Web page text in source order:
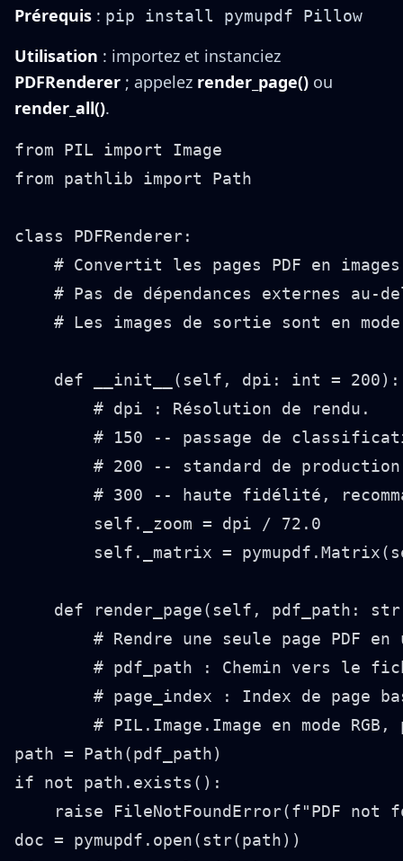
Prérequis : pip install pymupdf Pillow
Utilisation : importez et instanciez
PDFRenderer ; appelez render_page() ou
render_all().
from PIL import Image
from pathlib import Path
class PDFRenderer:
# Convertit les pages PDF en
# Pas de dépendances externes au-
# Les images de sortie sont en
    def __init__(self, dpi: int = 200):
        # dpi : Résolution de rendu.
# 150 -- passage de
# 200 -- standard de
# 300 -- haute fidélité,
        self._zoom = dpi / 72.0
self._matrix =
def render_page(self, pdf_path:
# Rendre une seule page PDF en
# pdf_path : Chemin vers le
# page_index : Index de page
path = Path(pdf_path)
if not path.exists():
raise FileNotFoundError(f"PDF not
doc = pymupdf.open(str(path))